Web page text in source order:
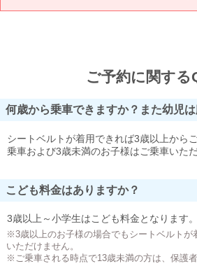
ご予約に関する
何歳から乗車できますか？また幼児
シートベルトが着用できれば3歳以上から
乗車および3歳未満のお子様はご乗車いただ
こども料金はありますか？
3歳以上～小学生はこども料金となります。
※3歳以上のお子様の場合でもシートベルトが
いただけません。
※ご乗車される時点で13歳未満の方は、保護